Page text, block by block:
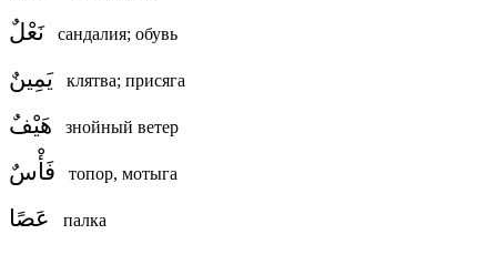
نَعْلٌ сандалия; обувь
يَمِينٌ клятва; присяга
هَيْفٌ знойный ветер
فَأْسٌ топор, мотыга
عَصًا палка